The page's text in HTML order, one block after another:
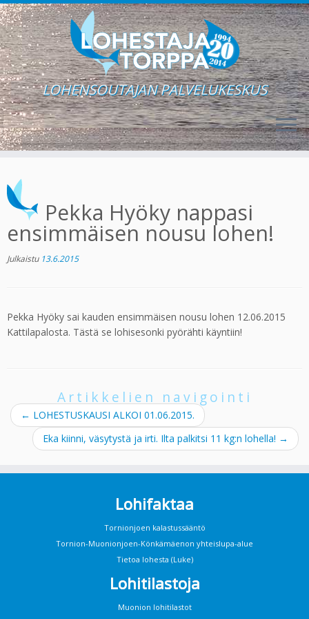
content
LOHENSOUTAJAN PALVELUKESKUS
Pekka Hyöky nappasi
ensimmäisen nousu lohen!
Julkaistu 13.6.2015
Pekka Hyöky sai kauden ensimmäisen nousu lohen 12.06.2015
Kattilapalosta. Tästä se lohisesonki pyörähti käyntiin!
Artikkelien navigointi
← LOHESTUSKAUSI ALKOI 01.06.2015.
Eka kiinni, väsytystä ja irti. Ilta palkitsi 11 kg:n lohella! →
Lohifaktaa
Tornionjoen kalastussääntö
Tornion-Muonionjoen-Könkämäenon yhteislupa-alue
Tietoa lohesta (Luke)
Lohitilastoja
Muonion lohitilastot